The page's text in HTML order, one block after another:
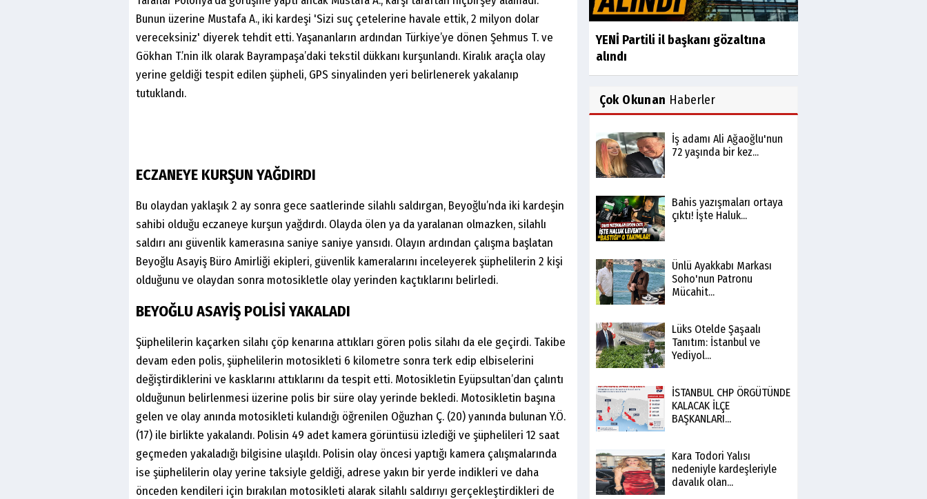
Bunun üzerine Mustafa A., iki kardeşi 'Sizi suç çetelerine havale ettik, 2 milyon dolar
vereceksiniz' diyerek tehdit etti. Yaşananların ardından Türkiye’ye dönen Şehmus T. ve
Gökhan T.’nin ilk olarak Bayrampaşa’daki tekstil dükkanı kurşunlandı. Kiralık araçla olay
yerine geldiği tespit edilen şüpheli, GPS sinyalinden yeri belirlenerek yakalanıp
tutuklandı.
ECZANEYE KURŞUN YAĞDIRDI
Bu olaydan yaklaşık 2 ay sonra gece saatlerinde silahlı saldırgan, Beyoğlu’nda iki kardeşin
sahibi olduğu eczaneye kurşun yağdırdı. Olayda ölen ya da yaralanan olmazken, silahlı
saldırı anı güvenlik kamerasına saniye saniye yansıdı. Olayın ardından çalışma başlatan
Beyoğlu Asayiş Büro Amirliği ekipleri, güvenlik kameralarını inceleyerek şüphelilerin 2 kişi
olduğunu ve olaydan sonra motosikletle olay yerinden kaçtıklarını belirledi.
BEYOĞLU ASAYİŞ POLİSİ YAKALADI
Şüphelilerin kaçarken silahı çöp kenarına attıkları gören polis silahı da ele geçirdi. Takibe
devam eden polis, şüphelilerin motosikleti 6 kilometre sonra terk edip elbiselerini
değiştirdiklerini ve kasklarını attıklarını da tespit etti. Motosikletin Eyüpsultan’dan çalıntı
olduğunun belirlenmesi üzerine polis bir süre olay yerinde bekledi. Motosikletin başına
gelen ve olay anında motosikleti kulandığı öğrenilen Oğuzhan Ç. (20) yanında bulunan Y.Ö.
(17) ile birlikte yakalandı. Polisin 49 adet kamera görüntüsü izlediği ve şüphelileri 12 saat
geçmeden yakaladığı bilgisine ulaşıldı. Polisin olay öncesi yaptığı kamera çalışmalarında
ise şüphelilerin olay yerine taksiyle geldiği, adrese yakın bir yerde indikleri ve daha
önceden kendileri için bırakılan motosikleti alarak silahlı saldırıyı gerçekleştirdikleri de
YENİ Partili il başkanı gözaltına
alındı
Çok Okunan Haberler
İş adamı Ali Ağaoğlu'nun
72 yaşında bir kez...
Bahis yazışmaları ortaya
çıktı! İşte Haluk...
Ünlü Ayakkabı Markası
Soho'nun Patronu
Mücahit...
Lüks Otelde Şaşaalı
Tanıtım: İstanbul ve
Yediyol...
İSTANBUL CHP ÖRGÜTÜNDE
KALACAK İLÇE
BAŞKANLARI...
Kara Todori Yalısı
nedeniyle kardeşleriyle
davalık olan...